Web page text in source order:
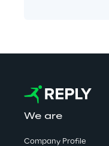
We are
Company Profile